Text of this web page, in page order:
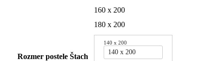
Rozmer postele Štach
160 x 200
180 x 200
140 x 200
140 x 200